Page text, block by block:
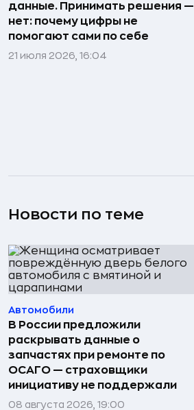
данные. Принимать решения —
нет: почему цифры не
помогают сами по себе
21 июля 2026, 16:04
Новости по теме
Автомобили
В России предложили
раскрывать данные о
запчастях при ремонте по
ОСАГО — страховщики
инициативу не поддержали
08 августа 2026, 19:00